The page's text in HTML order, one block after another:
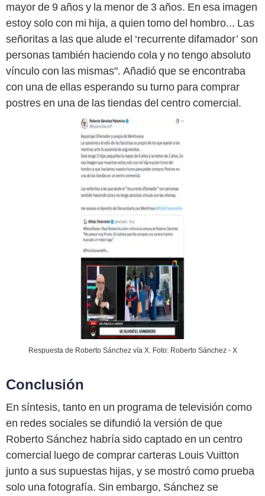
mayor de 9 años y la menor de 3 años. En esa imagen
estoy solo con mi hija, a quien tomo del hombro... Las
señoritas a las que alude el ‘recurrente difamador’ son
personas también haciendo cola y no tengo absoluto
vínculo con las mismas". Añadió que se encontraba
con una de ellas esperando su turno para comprar
postres en una de las tiendas del centro comercial.
Respuesta de Roberto Sánchez vía X. Foto: Roberto Sánchez - X
Conclusión
En síntesis, tanto en un programa de televisión como
en redes sociales se difundió la versión de que
Roberto Sánchez habría sido captado en un centro
comercial luego de comprar carteras Louis Vuitton
junto a sus supuestas hijas, y se mostró como prueba
solo una fotografía. Sin embargo, Sánchez se